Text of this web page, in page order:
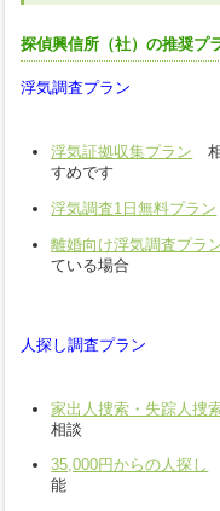
探偵興信所（社）の推奨プ
浮気調査プラン
浮気証拠収集プラン
すめです
浮気調査1日無料プラン
離婚向け浮気調査プラ
ている場合
人探し調査プラン
家出人捜索・失踪人捜
相談
35,000円からの人探し
能